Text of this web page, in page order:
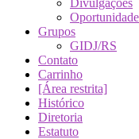
Divulgações
Grupos
GIDJ/RS
Contato
Carrinho
[Área restrita]
Histórico
Diretoria
Estatuto